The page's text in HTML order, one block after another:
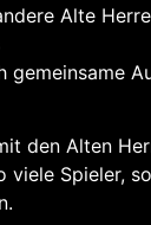
Alte
gemeinsame
den Alten
viele Spieler,